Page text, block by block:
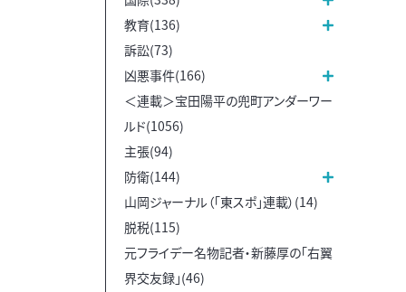
教育(136)
訴訟(73)
凶悪事件(166)
＜連載＞宝田陽平の兜町アンダーワー
ルド(1056)
主張(94)
防衛(144)
山岡ジャーナル（「東スポ」連載）(14)
脱税(115)
元フライデー名物記者・新藤厚の「右翼
界交友録」(46)